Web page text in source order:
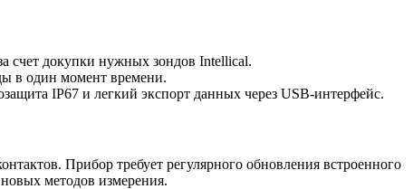
счет докупки нужных зондов Intellical.
в один момент времени.
IP67 и легкий экспорт данных через USB-интерфейс.
Прибор требует регулярного обновления встроенного
методов измерения.